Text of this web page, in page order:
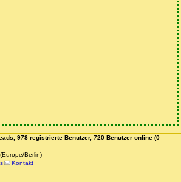
978 registrierte Benutzer, 720 Benutzer online (0
Berlin)
Kontakt